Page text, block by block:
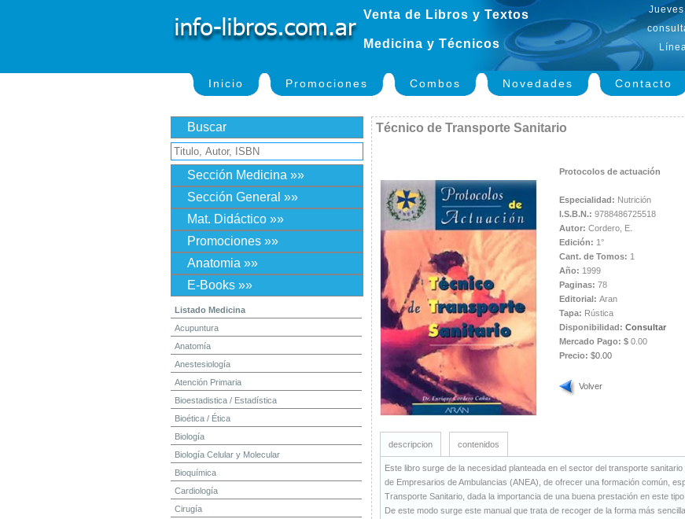
Venta de Libros y Textos
Medicina y Técnicos
Inicio Promociones Combos Novedades Contacto
Buscar
Sección Medicina »»
Sección General »»
Mat. Didáctico »»
Promociones »»
Anatomia »»
E-Books »»
Listado Medicina
Acupuntura
Anatomía
Anestesiología
Atención Primaria
Bioestadistica / Estadística
Bioética / Ética
Biología
Biología Celular y Molecular
Bioquímica
Cardiología
Cirugía
Técnico de Transporte Sanitario
Protocolos de actuación
Especialidad: Nutrición
I.S.B.N.: 9788486725518
Autor: Cordero, E.
Edición: 1°
Cant. de Tomos: 1
Año: 1999
Paginas: 78
Editorial: Aran
Tapa: Rústica
Disponibilidad: Consultar
Mercado Pago: $ 0.00
Precio: $0.00
Volver
descripcion contenidos
Este libro surge de la necesidad planteada en el sector del transporte
de Empresarios de Ambulancias (ANEA), de ofrecer una formación común,
Transporte Sanitario, dada la importancia de una buena prestación en este tipo
De este modo surge este manual que trata de recoger de la forma más